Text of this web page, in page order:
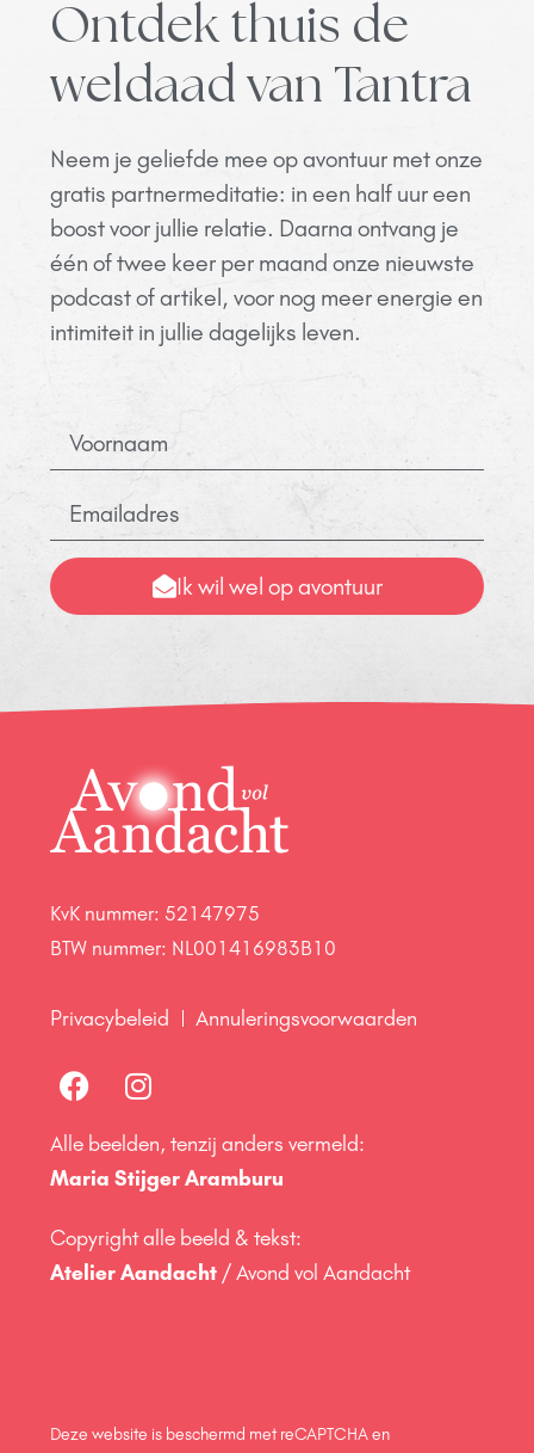
Ontdek thuis de
weldaad van Tantra
Neem je geliefde mee op avontuur met onze
gratis partnermeditatie: in een half uur een
boost voor jullie relatie. Daarna ontvang je
één of twee keer per maand onze nieuwste
podcast of artikel, voor nog meer energie en
intimiteit in jullie dagelijks leven.
Ik wil wel op avontuur
KvK nummer: 52147975
BTW nummer: NL001416983B10
Privacybeleid Annuleringsvoorwaarden
Alle beelden, tenzij anders vermeld:
Maria Stijger Aramburu
Copyright alle beeld & tekst:
Atelier Aandacht / Avond vol Aandacht
Deze website is beschermd met reCAPTCHA en